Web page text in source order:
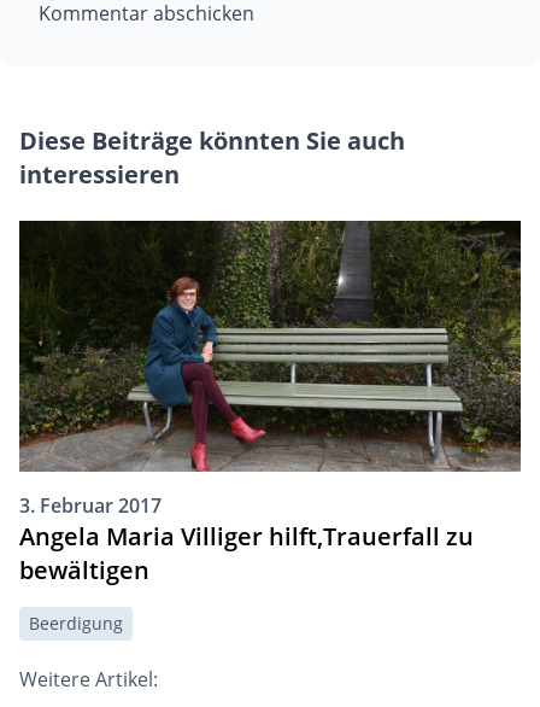
Diese Beiträge könnten Sie auch
interessieren
3. Februar 2017
Angela Maria Villiger hilft,Trauerfall zu
bewältigen
Beerdigung
Weitere Artikel: